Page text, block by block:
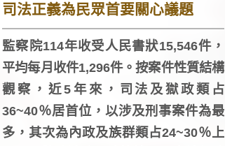
司法正義為民眾首要關心議題
監察院114年收受人民書狀15,546件，
平均每月收件1,296件。按案件性質結構
觀察，近5年來，司法及獄政類占
36~40％居首位，以涉及刑事案件為最
多，其次為內政及族群類占24~30％上